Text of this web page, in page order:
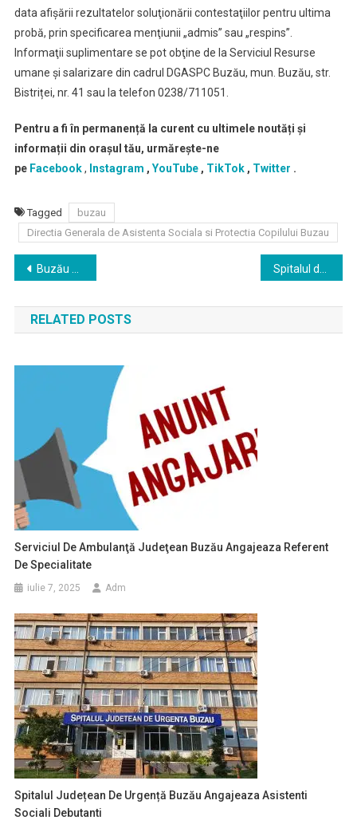
data afişării rezultatelor soluţionării contestaţiilor pentru ultima
probă, prin specificarea menţiunii „admis” sau „respins”.
Informaţii suplimentare se pot obţine de la Serviciul Resurse
umane și salarizare din cadrul DGASPC Buzău, mun. Buzău, str.
Bistriței, nr. 41 sau la telefon 0238/711051.
Pentru a fi în permanență la curent cu ultimele noutăți și
informații din orașul tău, urmărește-ne
pe Facebook, Instagram , YouTube, TikTok , Twitter .
Tagged
buzau
Directia Generala de Asistenta Sociala si Protectia Copilului Buzau
Navigare
în
articole
Buzău Sounds of Jazz Festival va avea loc in perioada 4 – 5 iulie 2025
RELATED POSTS
Serviciul De Ambulanţă Judeţean Buzău Angajeaza Referent
De Specialitate
iulie 7, 2025 Adm
Spitalul Județean De Urgență Buzău Angajeaza Asistenti
Sociali Debutanti